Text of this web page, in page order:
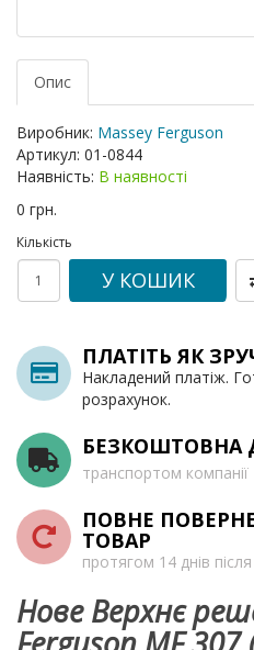
Опис
Виробник: Massey Ferguson
Артикул: 01-0844
Наявність: В наявності
0 грн.
Кількість
У КОШИК
ПЛАТІТЬ ЯК
Накладений платіж.
розрахунок.
БЕЗКОШТОВНА
транспортом компанії
ПОВНЕ
ТОВАР
протягом 14 днів
Нове Верхнє